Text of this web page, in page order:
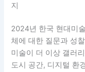
지
2024년 한국 현대미
체에 대한 질문과 성
미술이 더 이상 갤러
도시 공간, 디지털 환